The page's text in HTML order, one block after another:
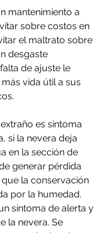
mantenimiento a
sobre costos en
el maltrato sobre
desgaste
de ajuste le
vida útil a sus
es síntoma
si la nevera deja
en la sección de
generar pérdida
la conservación
por la humedad.
síntoma de alerta y
la nevera. Se